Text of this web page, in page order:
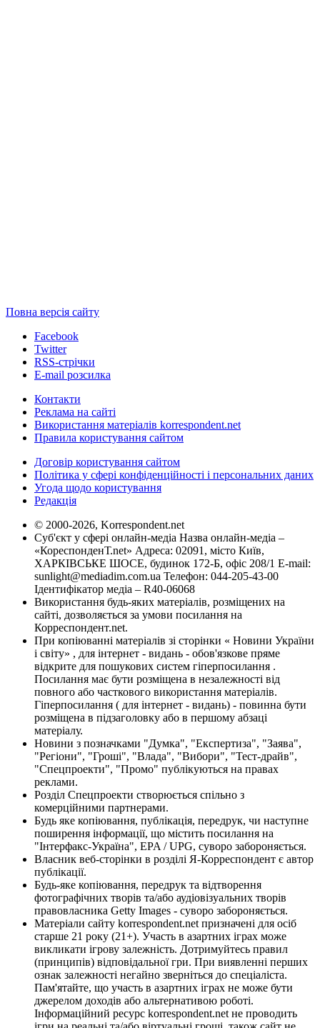
Повна версія сайту
Facebook
Twitter
RSS-стрічки
E-mail розсилка
Контакти
Реклама на сайті
Використання матеріалів korrespondent.net
Правила користування сайтом
Договір користування сайтом
Політика у сфері конфіденційності і персональних даних
Угода щодо користування
Редакція
© 2000-2026, Korrespondent.net
Суб'єкт у сфері онлайн-медіа Назва онлайн-медіа –
«КореспонденТ.net» Адреса: 02091, місто Київ,
ХАРКІВСЬКЕ ШОСЕ, будинок 172-Б, офіс 208/1 E-mail:
sunlight@mediadim.com.ua Телефон: 044-205-43-00
Ідентифікатор медіа – R40-06068
Використання будь-яких матеріалів, розміщених на
сайті, дозволяється за умови посилання на
Корреспондент.net.
При копіюванні матеріалів зі сторінки « Новини України
і світу» , для інтернет - видань - обов'язкове пряме
відкрите для пошукових систем гіперпосилання .
Посилання має бути розміщена в незалежності від
повного або часткового використання матеріалів.
Гіперпосилання ( для інтернет - видань) - повинна бути
розміщена в підзаголовку або в першому абзаці
матеріалу.
Новини з позначками "Думка", "Експертиза", "Заява",
"Регіони", "Гроші", "Влада", "Вибори", "Тест-драйв",
"Спецпроекти", "Промо" публікуються на правах
реклами.
Розділ Спецпроекти створюється спільно з
комерційними партнерами.
Будь яке копіювання, публікація, передрук, чи наступне
поширення інформації, що містить посилання на
"Інтерфакс-Україна", EPA / UPG, суворо забороняється.
Власник веб-сторінки в розділі Я-Корреспондент є автор
публікації.
Будь-яке копіювання, передрук та відтворення
фотографічних творів та/або аудіовізуальних творів
правовласника Getty Images - суворо забороняється.
Матеріали сайту korrespondent.net призначені для осіб
старше 21 року (21+). Участь в азартних іграх може
викликати ігрову залежність. Дотримуйтесь правил
(принципів) відповідальної гри. При виявленні перших
ознак залежності негайно зверніться до спеціаліста.
Пам'ятайте, що участь в азартних іграх не може бути
джерелом доходів або альтернативою роботі.
Інформаційний ресурс korrespondent.net не проводить